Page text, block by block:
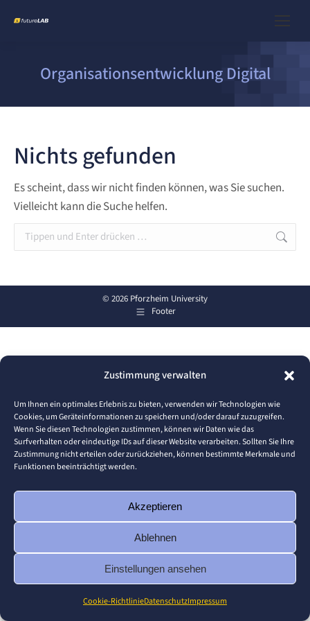
Zustimmung verwalten
Um Ihnen ein optimales Erlebnis zu bieten, verwenden wir Technologien wie
Cookies, um Geräteinformationen zu speichern und/oder darauf zuzugreifen.
Wenn Sie diesen Technologien zustimmen, können wir Daten wie das
Surfverhalten oder eindeutige IDs auf dieser Website verarbeiten. Sollten Sie Ihre
Zustimmung nicht erteilen oder zurückziehen, können bestimmte Merkmale und
Funktionen beeinträchtigt werden.
Akzeptieren
Ablehnen
Einstellungen ansehen
Cookie-RichtlinieDatenschutzImpressum
Organisationsentwicklung Digital
Nichts gefunden
Es scheint, dass wir nicht finden können, was Sie suchen.
Vielleicht kann die Suche helfen.
Search:
© 2026 Pforzheim University
Footer